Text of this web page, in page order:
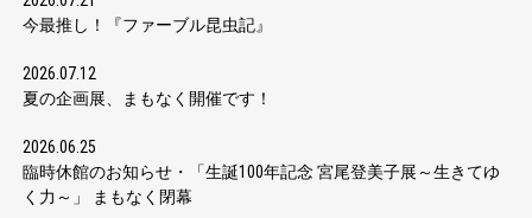
今最推し！『ファーブル昆虫記』
2026.07.12
夏の企画展、まもなく開催です！
2026.06.25
臨時休館のお知らせ・「生誕100年記念 宮尾登美子展～生きてゆ
く力～」 まもなく閉幕